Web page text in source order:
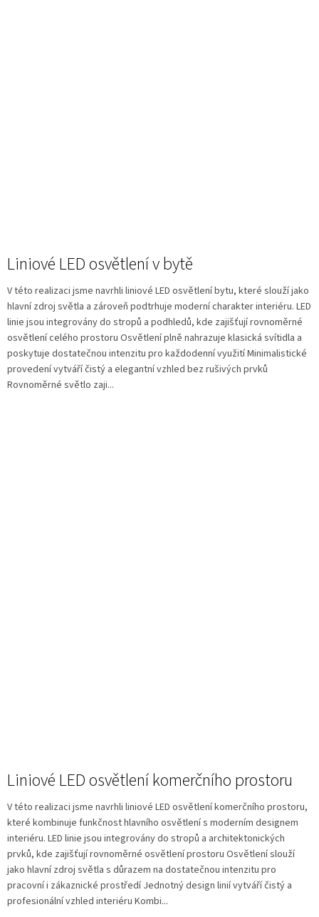
Liniové LED osvětlení v bytě
V této realizaci jsme navrhli liniové LED osvětlení bytu, které slouží jako
hlavní zdroj světla a zároveň podtrhuje moderní charakter interiéru. LED
linie jsou integrovány do stropů a podhledů, kde zajišťují rovnoměrné
osvětlení celého prostoru Osvětlení plně nahrazuje klasická svítidla a
poskytuje dostatečnou intenzitu pro každodenní využití Minimalistické
provedení vytváří čistý a elegantní vzhled bez rušivých prvků
Rovnoměrné světlo zaji...
Liniové LED osvětlení komerčního prostoru
V této realizaci jsme navrhli liniové LED osvětlení komerčního prostoru,
které kombinuje funkčnost hlavního osvětlení s moderním designem
interiéru. LED linie jsou integrovány do stropů a architektonických
prvků, kde zajišťují rovnoměrné osvětlení prostoru Osvětlení slouží
jako hlavní zdroj světla s důrazem na dostatečnou intenzitu pro
pracovní i zákaznické prostředí Jednotný design linií vytváří čistý a
profesionální vzhled interiéru Kombi...